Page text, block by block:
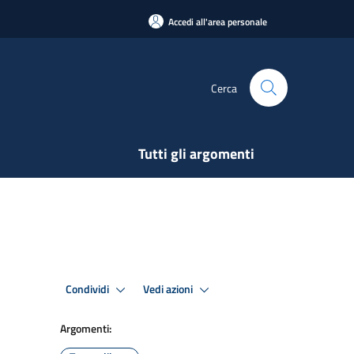
Accedi all'area personale
Cerca
Tutti gli argomenti
Condividi Vedi azioni
Argomenti: